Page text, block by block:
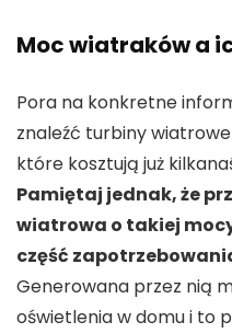
Moc wiatraków a
Pora na konkretne
znaleźć turbiny
które kosztują już
Pamiętaj jednak, że
wiatrowa o takiej
część
Generowana przez nią
oświetlenia w domu i to